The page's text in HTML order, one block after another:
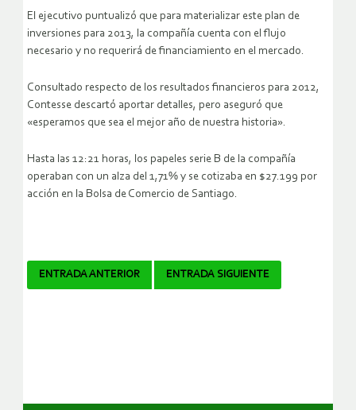
El ejecutivo puntualizó que para materializar este plan de
inversiones para 2013, la compañía cuenta con el flujo
necesario y no requerirá de financiamiento en el mercado.
Consultado respecto de los resultados financieros para 2012,
Contesse descartó aportar detalles, pero aseguró que
«esperamos que sea el mejor año de nuestra historia».
Hasta las 12:21 horas, los papeles serie B de la compañía
operaban con un alza del 1,71% y se cotizaba en $27.199 por
acción en la Bolsa de Comercio de Santiago.
Navegador
ENTRADA ANTERIOR ENTRADA SIGUIENTE